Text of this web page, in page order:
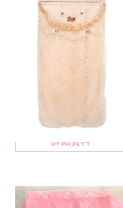
【蕾絲門簾】金色大
地風水簾
詳細資料